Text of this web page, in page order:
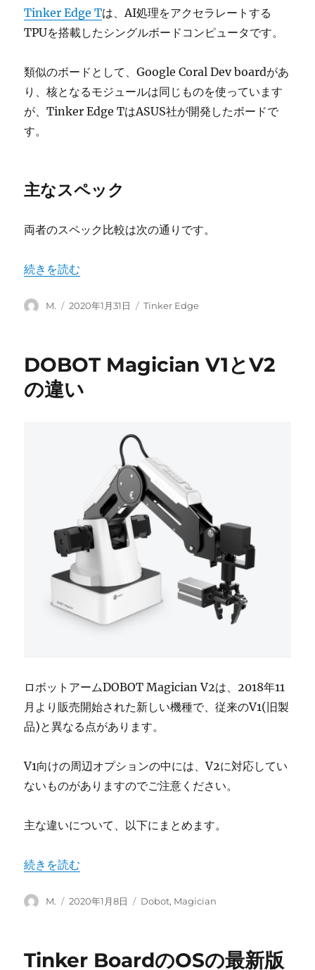
Tinker Edge Tは、AI処理をアクセラレートする
TPUを搭載したシングルボードコンピュータです。
類似のボードとして、Google Coral Dev boardがあ
り、核となるモジュールは同じものを使っています
が、Tinker Edge TはASUS社が開発したボードで
す。
主なスペック
両者のスペック比較は次の通りです。
“Tinker Edge Tとは” の
続きを読む
投
M.
投
2020年1月31日
カ
ー
Tinker Edge
DOBOT Magician V1とV2
の違い
ロボットアームDOBOT Magician V2は、2018年11
月より販売開始された新しい機種で、従来のV1(旧製
品)と異なる点があります。
V1向けの周辺オプションの中には、V2に対応してい
ないものがありますのでご注意ください。
主な違いについて、以下にまとめます。
“DOBOT Magician V1とV2の違い” の
続きを読む
投
M.
投
2020年1月8日
カ
ー
Dobot, Magician
Tinker BoardのOSの最新版